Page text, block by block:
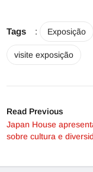
Tags : Exposição
visite exposição
Read Previous
Japan House
sobre cultura e